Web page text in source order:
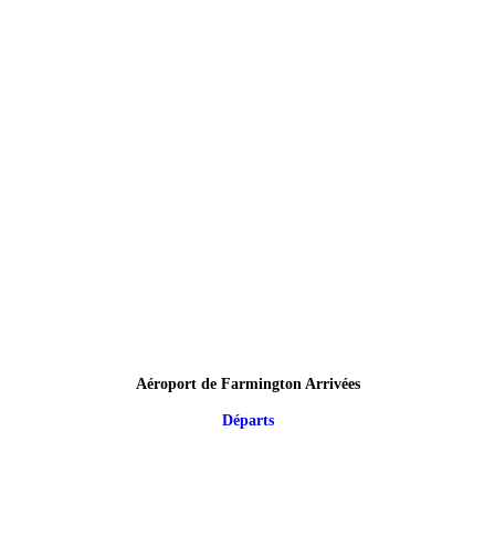
Aéroport de Farmington Arrivées
Départs